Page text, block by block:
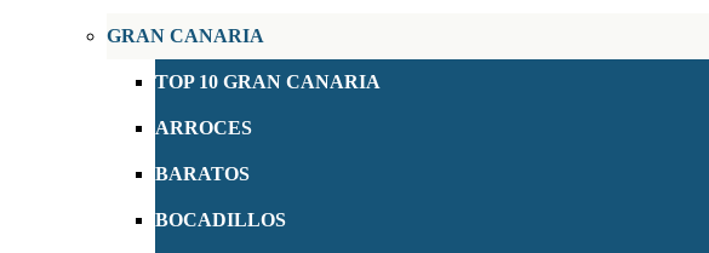
GRAN CANARIA
TOP 10 GRAN CANARIA
ARROCES
BARATOS
BOCADILLOS